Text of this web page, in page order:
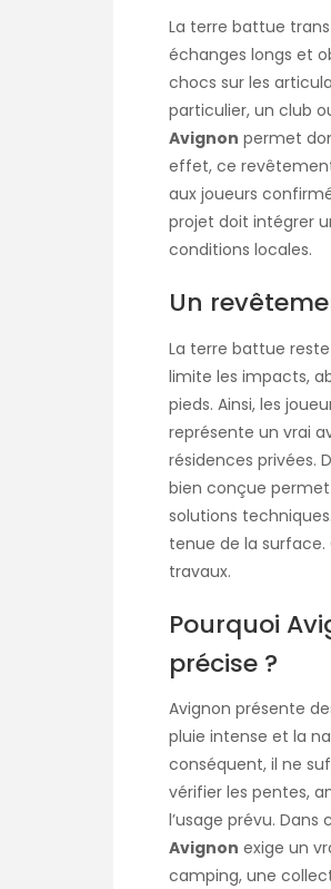
La terre battue
échanges longs et
chocs sur les
particulier, un club
Avignon permet
effet, ce
aux joueurs
projet doit intégrer
conditions locales.
Un
La terre battue
limite les impacts,
pieds. Ainsi, les
représente un vrai
résidences privées.
bien conçue permet
solutions
tenue de la surface.
travaux.
Pourquoi
précise ?
Avignon présente
pluie intense et la
conséquent, il ne
vérifier les pentes,
l’usage prévu.
Avignon exige un
camping, une